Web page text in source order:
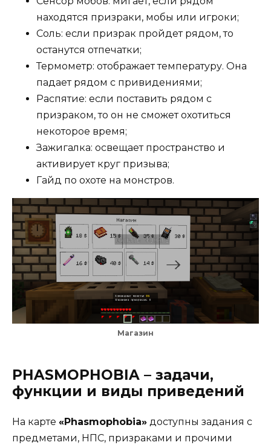
находятся призраки, мобы или игроки;
Соль: если призрак пройдет рядом, то
останутся отпечатки;
Термометр: отображает температуру. Она
падает рядом с привидениями;
Распятие: если поставить рядом с
призраком, то он не сможет охотиться
некоторое время;
Зажигалка: освещает пространство и
активирует круг призыва;
Гайд по охоте на монстров.
Магазин
PHASMOPHOBIA – задачи,
функции и виды приведений
На карте «Phasmophobia» доступны задания с
предметами, НПС, призраками и прочими